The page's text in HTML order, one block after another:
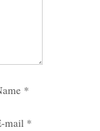
*
mail *